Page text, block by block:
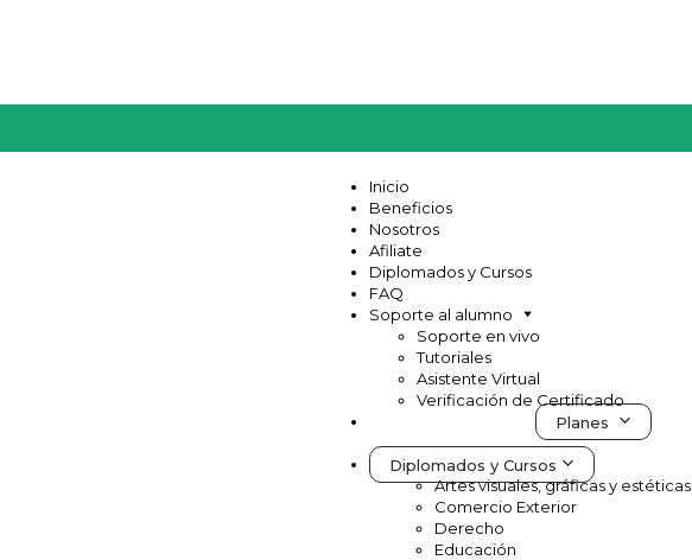
Inicio
Beneficios
Nosotros
Afiliate
Diplomados y Cursos
FAQ
Soporte al alumno
Soporte en vivo
Tutoriales
Asistente Virtual
Verificación de Certificado
Planes
Diplomados y Cursos
Artes visuales, gráficas y estéticas
Comercio Exterior
Derecho
Educación